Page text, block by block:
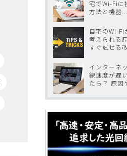
宅でWi-Fiに
方法と機器...
自宅のWi-Fi
考えられる
すぐ試せる
インターネ
線速度が遅
たら？ 原因